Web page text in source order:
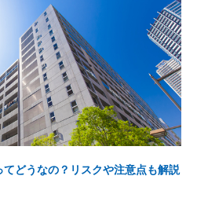
どうなの？リスクや注意点も解説